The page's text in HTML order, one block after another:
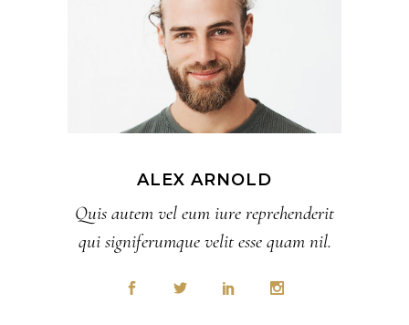
ALEX ARNOLD
Quis autem vel eum iure reprehenderit
qui signiferumque velit esse quam nil.